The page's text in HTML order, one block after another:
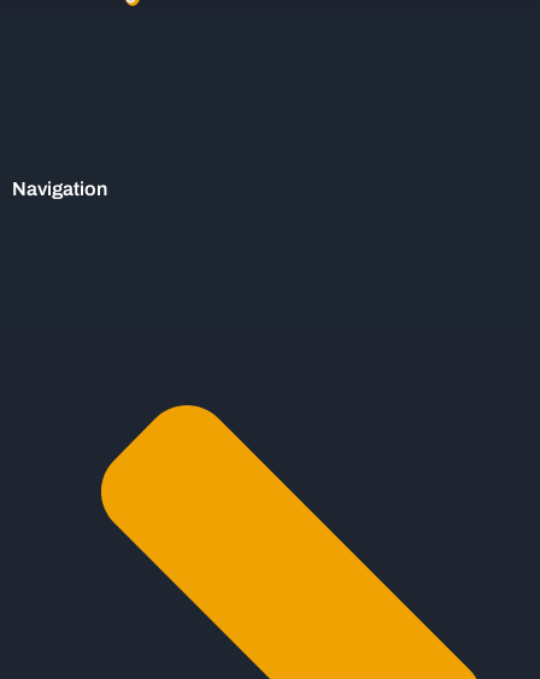
Navigation